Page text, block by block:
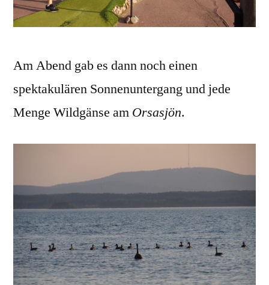
Am Abend gab es dann noch einen
spektakulären Sonnenuntergang und jede
Menge Wildgänse am Orsasjön.